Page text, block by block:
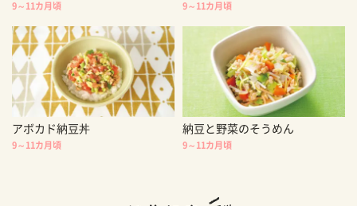
9～11カ月頃 9～11カ月頃
アボカド納豆丼
9～11カ月頃
納豆と野菜のそうめん
9～11カ月頃